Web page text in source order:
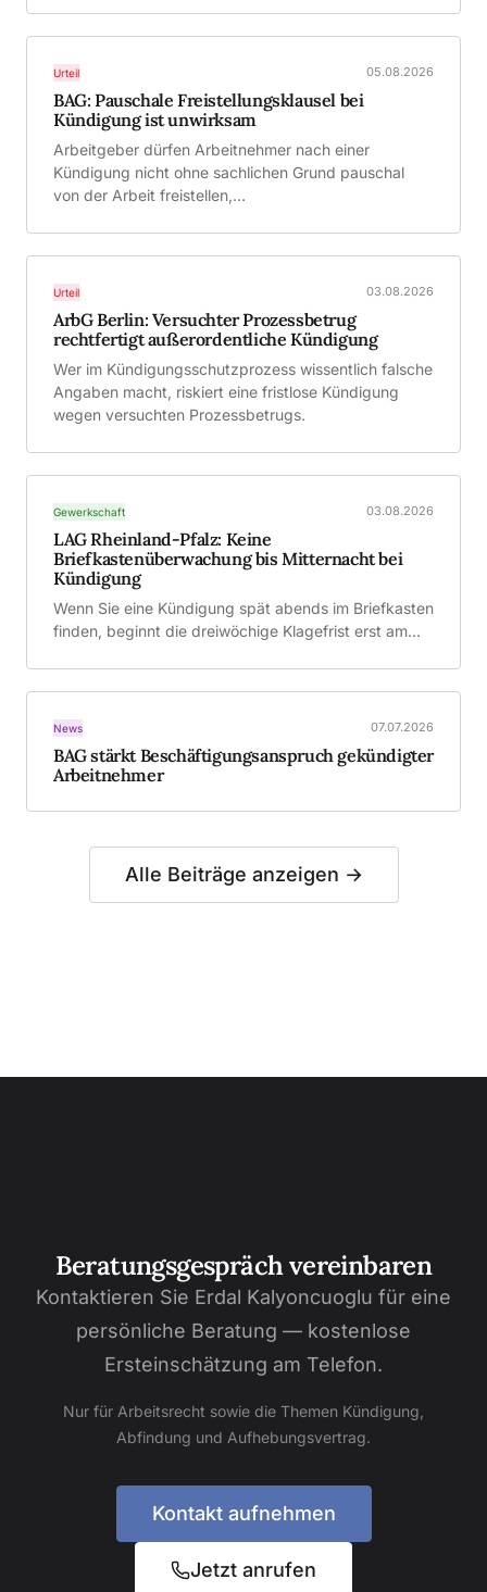
Urteil 05.08.2026
BAG: Pauschale Freistellungsklausel bei
Kündigung ist unwirksam
Arbeitgeber dürfen Arbeitnehmer nach einer
Kündigung nicht ohne sachlichen Grund pauschal
von der Arbeit freistellen,…
Urteil 03.08.2026
ArbG Berlin: Versuchter Prozessbetrug
rechtfertigt außerordentliche Kündigung
Wer im Kündigungsschutzprozess wissentlich falsche
Angaben macht, riskiert eine fristlose Kündigung
wegen versuchten Prozessbetrugs.
Gewerkschaft 03.08.2026
LAG Rheinland-Pfalz: Keine
Briefkastenüberwachung bis Mitternacht bei
Kündigung
Wenn Sie eine Kündigung spät abends im Briefkasten
finden, beginnt die dreiwöchige Klagefrist erst am…
News 07.07.2026
BAG stärkt Beschäftigungsanspruch gekündigter
Arbeitnehmer
Alle Beiträge anzeigen →
Beratungsgespräch vereinbaren
Kontaktieren Sie Erdal Kalyoncuoglu für eine
persönliche Beratung — kostenlose
Ersteinschätzung am Telefon.
Nur für Arbeitsrecht sowie die Themen Kündigung,
Abfindung und Aufhebungsvertrag.
Kontakt aufnehmen
Jetzt anrufen